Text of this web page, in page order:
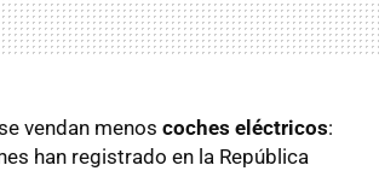
vendan menos coches eléctricos:
han registrado en la República